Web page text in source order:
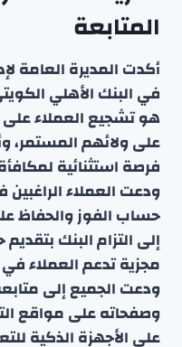
المتابعة
أكدت المديرة العامة
في البنك الأهلي
هو تشجيع العملاء
على ولائهم
فرصة استثنائية
ودعت العملاء
حساب الفوز والحفاظ
إلى التزام البنك
مجزية تدعم العملاء
ودعت الجميع إلى
وصفحاته على مواقع
على الأجهزة الذكية